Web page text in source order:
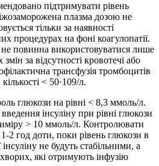
підтримувати рівень
плазма дозою не
тільки за наявності
процедурах на фоні коагулопатії.
повинна використовуватися лише
за відсутності кровотечі або
трансфузія тромбоцитів
< 50·109/л.
глюкози на рівні < 8,3 ммоль/л.
інсуліну при рівні глюкози
> 10 ммоль/л. Контролювати
2 год доти, поки рівень глюкози в
інсуліну не будуть стабільними, а
які отримують інфузію